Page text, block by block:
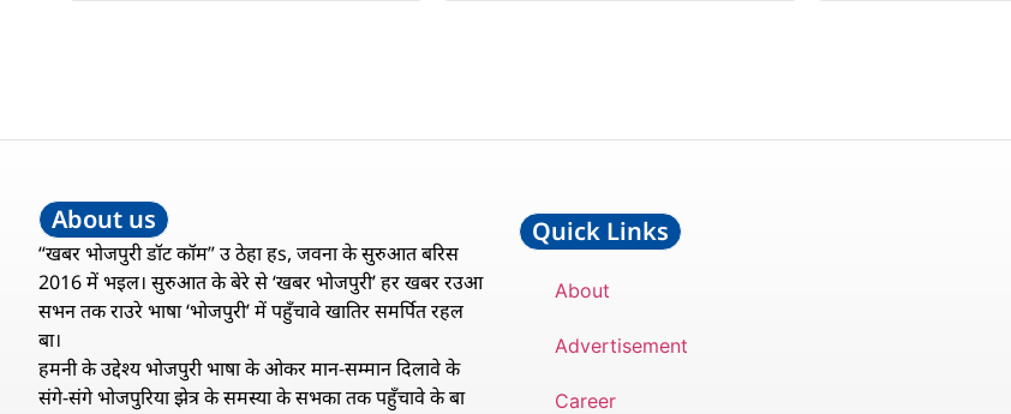
About us
“खबर भोजपुरी डॉट कॉम” उ ठेहा हs, जवना के सुरुआत बरिस
2016 में भइल। सुरुआत के बेरे से ‘खबर भोजपुरी’ हर खबर रउआ
सभन तक राउरे भाषा ‘भोजपुरी’ में पहुँचावे खातिर समर्पित रहल
बा।
हमनी के उद्देश्य भोजपुरी भाषा के ओकर मान-सम्मान दिलावे के
संगे-संगे भोजपुरिया झेत्र के समस्या के सभका तक पहुँचावे के बा
Quick Links
About
Advertisement
Career